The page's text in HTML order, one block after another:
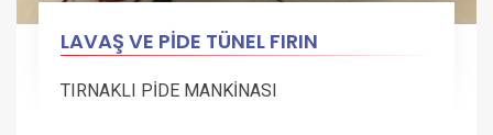
LAVAŞ VE PİDE TÜNEL FIRIN
TIRNAKLI PİDE MANKİNASI